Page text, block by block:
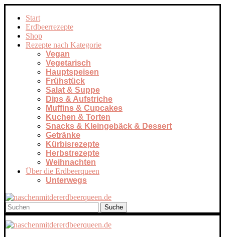
Start
Erdbeerrezepte
Shop
Rezepte nach Kategorie
Vegan
Vegetarisch
Hauptspeisen
Frühstück
Salat & Suppe
Dips & Aufstriche
Muffins & Cupcakes
Kuchen & Torten
Snacks & Kleingebäck & Dessert
Getränke
Kürbisrezepte
Herbstrezepte
Weihnachten
Über die Erdbeerqueen
Unterwegs
Suche